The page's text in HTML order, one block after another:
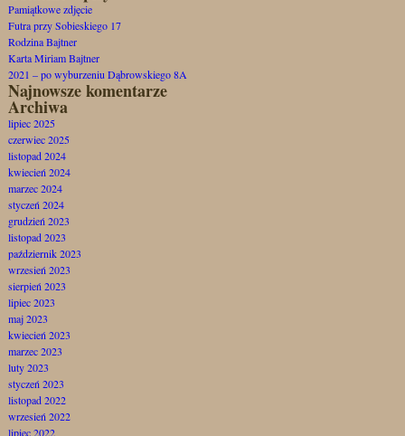
Pamiątkowe zdjęcie
Futra przy Sobieskiego 17
Rodzina Bajtner
Karta Miriam Bajtner
2021 – po wyburzeniu Dąbrowskiego 8A
Najnowsze komentarze
Archiwa
lipiec 2025
czerwiec 2025
listopad 2024
kwiecień 2024
marzec 2024
styczeń 2024
grudzień 2023
listopad 2023
październik 2023
wrzesień 2023
sierpień 2023
lipiec 2023
maj 2023
kwiecień 2023
marzec 2023
luty 2023
styczeń 2023
listopad 2022
wrzesień 2022
lipiec 2022